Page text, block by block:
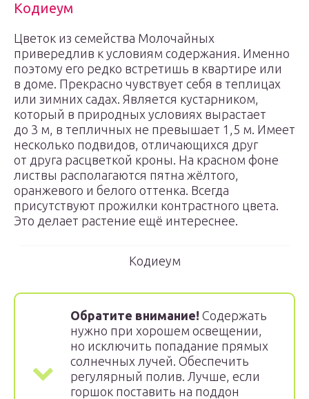
Кодиеум
Цветок из семейства Молочайных
привередлив к условиям содержания. Именно
поэтому его редко встретишь в квартире или
в доме. Прекрасно чувствует себя в теплицах
или зимних садах. Является кустарником,
который в природных условиях вырастает
до 3 м, в тепличных не превышает 1,5 м. Имеет
несколько подвидов, отличающихся друг
от друга расцветкой кроны. На красном фоне
листвы располагаются пятна жёлтого,
оранжевого и белого оттенка. Всегда
присутствуют прожилки контрастного цвета.
Это делает растение ещё интереснее.
Кодиеум
Обратите внимание! Содержать
нужно при хорошем освещении,
но исключить попадание прямых
солнечных лучей. Обеспечить
регулярный полив. Лучше, если
горшок поставить на поддон